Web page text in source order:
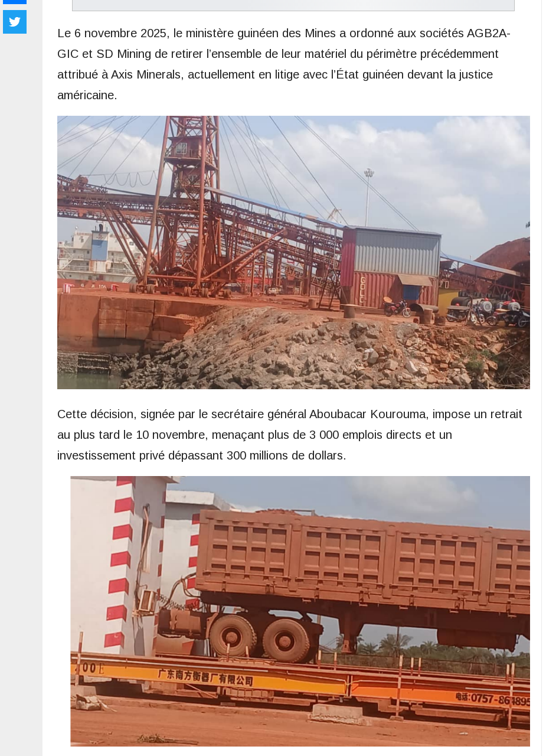
Le 6 novembre 2025, le ministère guinéen des Mines a ordonné aux sociétés AGB2A-
GIC et SD Mining de retirer l’ensemble de leur matériel du périmètre précédemment
attribué à Axis Minerals, actuellement en litige avec l’État guinéen devant la justice
américaine.
Cette décision, signée par le secrétaire général Aboubacar Kourouma, impose un retrait
au plus tard le 10 novembre, menaçant plus de 3 000 emplois directs et un
investissement privé dépassant 300 millions de dollars.